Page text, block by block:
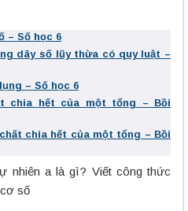
– Số học 6
dãy số lũy thừa có quy luật –
– Số học 6
chia hết của một tổng – Bồi
chia hết của một tổng – Bồi
nhiên a là gì? Viết công thức
số